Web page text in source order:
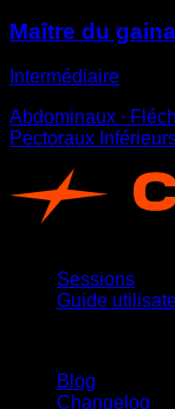
Maître du
Intermédiaire
Abdominaux ∙
Pectoraux
Sessions
Guide
Blog
Changelog